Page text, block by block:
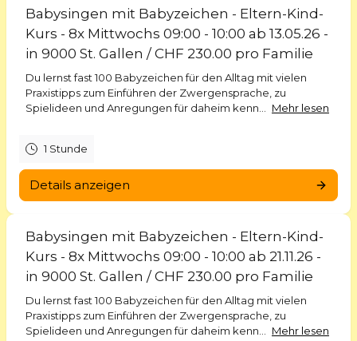
Babysingen mit Babyzeichen - Eltern-Kind-
Kurs - 8x Mittwochs 09:00 - 10:00 ab 13.05.26 -
in 9000 St. Gallen / CHF 230.00 pro Familie
Du lernst fast 100 Babyzeichen für den Alltag mit vielen
Praxistipps zum Einführen der Zwergensprache, zu
Spielideen und Anregungen für daheim kenn...
Mehr lesen
1 Stunde
Details anzeigen
Babysingen mit Babyzeichen - Eltern-Kind-
Kurs - 8x Mittwochs 09:00 - 10:00 ab 21.11.26 -
in 9000 St. Gallen / CHF 230.00 pro Familie
Du lernst fast 100 Babyzeichen für den Alltag mit vielen
Praxistipps zum Einführen der Zwergensprache, zu
Spielideen und Anregungen für daheim kenn...
Mehr lesen